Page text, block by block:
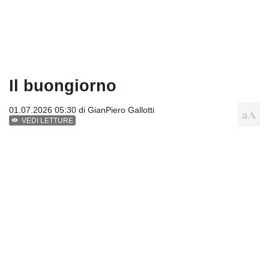
Il buongiorno
01.07.2026 05:30 di GianPiero Gallotti
VEDI LETTURE